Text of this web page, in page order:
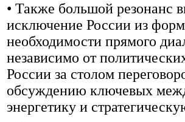
• Также большой резонанс
исключение России из
необходимости прямого
независимо от
России за столом
обсуждению ключевых
энергетику и